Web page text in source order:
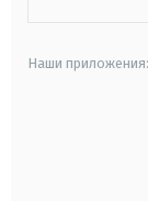
Наши приложения: